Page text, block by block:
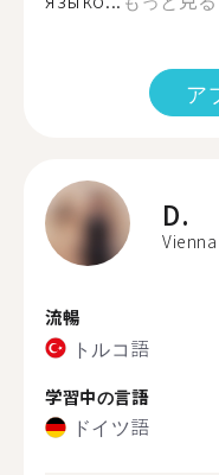
ア
D.
Vienna
流暢
トルコ語
学習中の言語
ドイツ語